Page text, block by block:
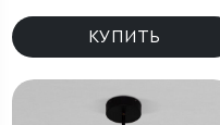
КУПИТЬ